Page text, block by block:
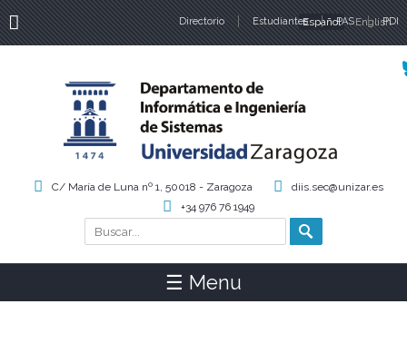
Directorio Estudiantes PAS PDI
Idiomas
Español English
Formulario de búsqueda
Buscar
C/ María de Luna nº 1, 50018 - Zaragoza
diis.sec@unizar.es
+34 976 76 1949
☰ Menu